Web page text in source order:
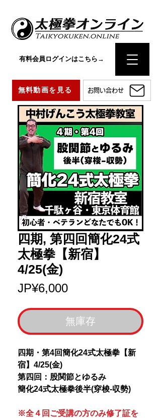
お問い合わせ
無料動画を見る
有料会員ログインはこちら→
四期, 第四回簡化24式
太極拳【新宿】
4/25(金)
JP¥6,000價
無庫存
四期・第4回簡化24式太極拳【新
宿】4/25(金)
第四回：股関節とゆるみ
簡化24式太極拳後半(穿梭-収勢)
※全４回ご受講の方のみ修了証を